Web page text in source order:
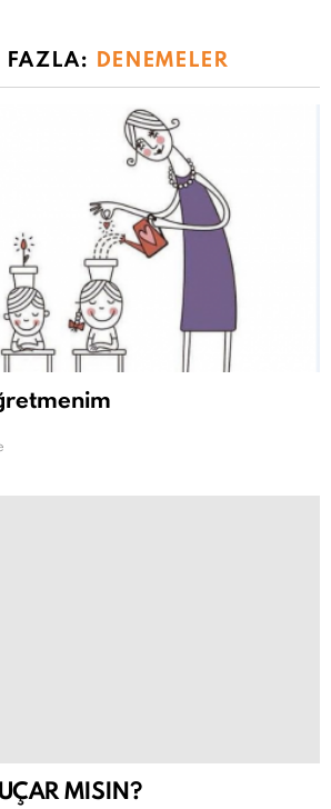
FAZLA: DENEMELER
MISIN?